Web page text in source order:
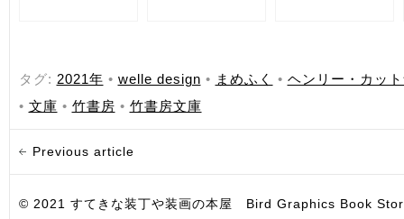
タグ: 2021年 • welle design • まめふく • ヘンリー・カッ
• 文庫 • 竹書房 • 竹書房文庫
Previous article
© 2021 すてきな装丁や装画の本屋 Bird Graphics Book